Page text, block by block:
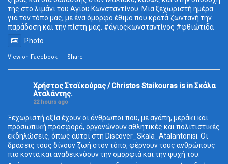
της στο λιμάνι του Αγίου Κωνσταντίνου. Μια ξεχωριστή ημέρα
για τον τόπο μας, με ένα όμορφο έθιμο που κρατά ζωντανή την
παράδοση και την πίστη μας. #άγιοςκωνσταντίνος #φθιώτιδα
Photo
View on Facebook · Share
Χρήστος Σταϊκούρας / Christos Staikouras is in Σκάλα
Aταλάντης.
22 hours ago
Ξεχωριστή αξία έχουν οι άνθρωποι που, με αγάπη, μεράκι και
προσωπική προσφορά, οργανώνουν αθλητικές και πολιτιστικές
εκδηλώσεις, όπως αυτοί στη Discover_Skala_Atalantonisi. Οι
δράσεις τους δίνουν ζωή στον τόπο, φέρνουν τους ανθρώπους
πιο κοντά και αναδεικνύουν την ομορφιά και την ψυχή του.